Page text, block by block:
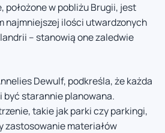
położone w pobliżu Brugii, jest
najmniejszej ilości utwardzonych
– stanowią one zaledwie
Dewulf, podkreśla, że każda
być starannie planowana.
takie jak parki czy parkingi,
zastosowanie materiałów